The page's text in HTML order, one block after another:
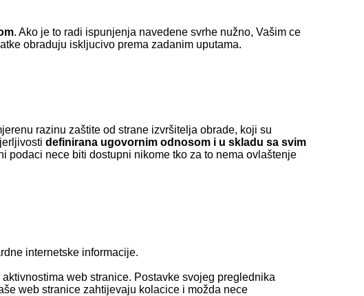
. Ako je to radi ispunjenja navedene svrhe nužno, Vašim ce
obraduju iskljucivo prema zadanim uputama.
razinu zaštite od strane izvršitelja obrade, koji su
definirana ugovornim odnosom i u skladu sa svim
podaci nece biti dostupni nikome tko za to nema ovlaštenje
internetske informacije.
web stranice. Postavke svojeg preglednika
web stranice zahtijevaju kolacice i možda nece